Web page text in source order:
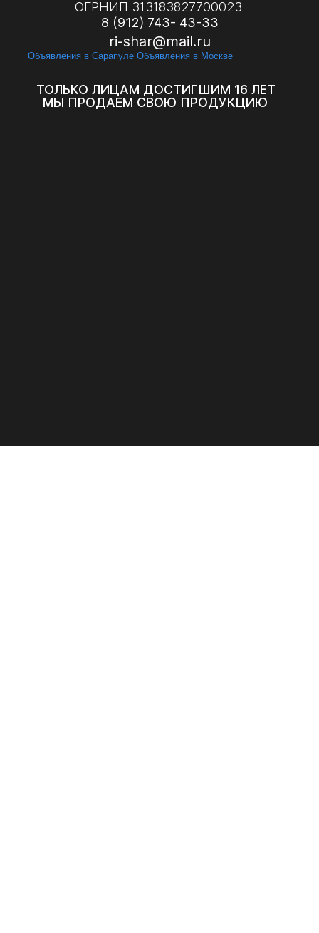
ОГРНИП 313183827700023
8 (912) 743- 43-33
ri-shar@mail.ru
Объявления в Сарапуле Объявления в Москве
ТОЛЬКО ЛИЦАМ ДОСТИГШИМ 16 ЛЕТ
МЫ ПРОДАЕМ СВОЮ ПРОДУКЦИЮ